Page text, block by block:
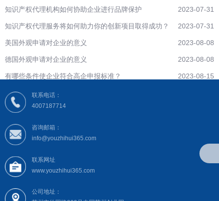
2023-07-31
知识产权代理机构如何协助企业进行品牌保护
2023-07-31
知识产权代理服务将如何助力你的创新项目取得成功？
2023-08-08
美国外观申请对企业的意义
2023-08-08
德国外观申请对企业的意义
2023-08-15
有哪些条件使企业符合高企申报标准？
联系电话：
4007187714
咨询邮箱：
info@youzhihui365.com
联系网址
www.youzhihui365.com
公司地址：